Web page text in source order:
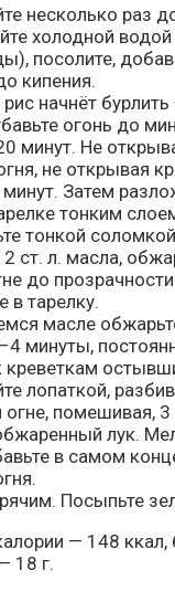
несколько раз
холодной
посолите,
кипения.
начнёт
огонь до
минут. Не
не открывая
Затем
тонким
тонкой
2 ст. л. масла,
до
в тарелку.
масле
минуты,
креветкам
лопаткой,
огне, помешивая,
лук.
в самом
Посыпьте
— 148
18 г.